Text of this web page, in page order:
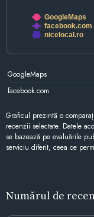
GoogleMaps
facebook.com
nicelocal.ro
GoogleMaps
facebook.com
Graficul prezintă o
recenzii selectate. Datele
se bazează pe evaluările
serviciu diferit, ceea ce
Numărul de